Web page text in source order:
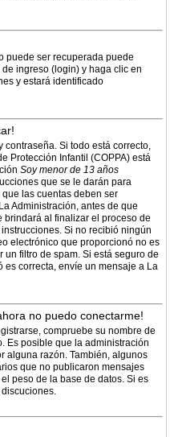
puede ser recuperada puede
ingreso (login) y haga clic en
y estará identificado
contraseña. Si todo está correcto,
Protección Infantil (COPPA) está
Soy menor de 13 años
que se le darán para
las cuentas deben ser
Administración, antes de que
brindará al finalizar el proceso de
Si no recibió ningún
electrónico que proporcionó no es
filtro de spam. Si está seguro de
correcta, envíe un mensaje a La
no puedo conectarme!
compruebe su nombre de
Es posible que la administración
alguna razón. También, algunos
que no publicaron mensajes
peso de la base de datos. Si es